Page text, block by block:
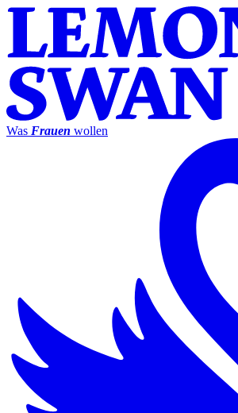
Was Frauen wollen